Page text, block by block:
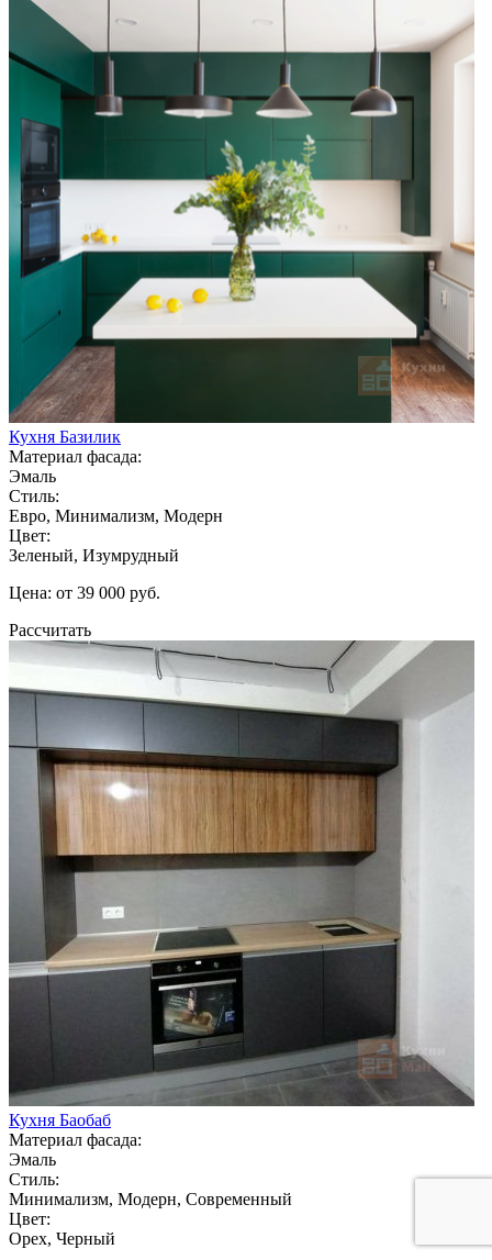
Кухня Базилик
Материал фасада:
Эмаль
Стиль:
Евро, Минимализм, Модерн
Цвет:
Зеленый, Изумрудный
Цена: от 39 000 руб.
Рассчитать
Кухня Баобаб
Материал фасада:
Эмаль
Стиль:
Минимализм, Модерн, Современный
Цвет:
Орех, Черный